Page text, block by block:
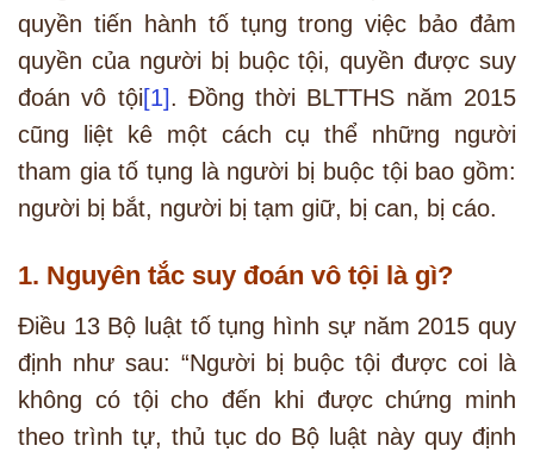
quyền tiến hành tố tụng trong việc bảo đảm
quyền của người bị buộc tội, quyền được suy
đoán vô tội[1]. Đồng thời BLTTHS năm 2015
cũng liệt kê một cách cụ thể những người
tham gia tố tụng là người bị buộc tội bao gồm:
người bị bắt, người bị tạm giữ, bị can, bị cáo.
1. Nguyên tắc suy đoán vô tội là gì?
Điều 13 Bộ luật tố tụng hình sự năm 2015 quy
định như sau: “Người bị buộc tội được coi là
không có tội cho đến khi được chứng minh
theo trình tự, thủ tục do Bộ luật này quy định